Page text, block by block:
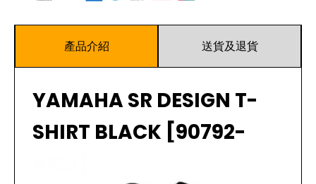
產品介紹 送貨及退貨
YAMAHA SR DESIGN T-
SHIRT BLACK [90792-